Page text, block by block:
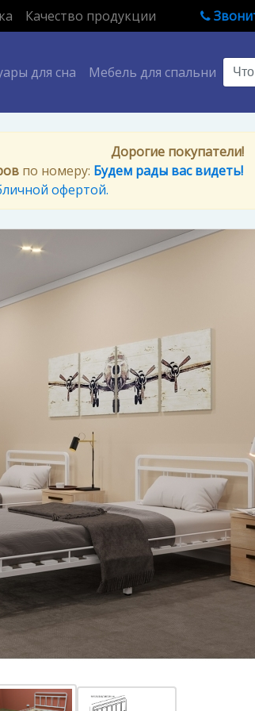
Качество продукции
для сна Мебель для спальни
Дорогие покупатели!
по номеру: Будем рады вас видеть!
офертой.